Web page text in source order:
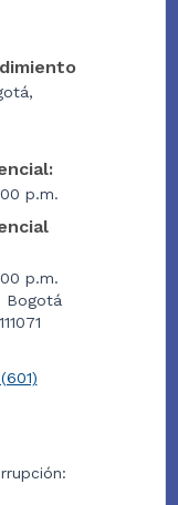
p.m.
p.m.
Bogotá